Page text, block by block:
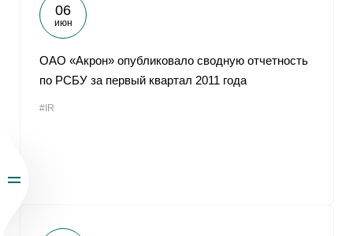
06
июн
ОАО «Акрон» опубликовало сводную отчетность
по РСБУ за первый квартал 2011 года
#IR